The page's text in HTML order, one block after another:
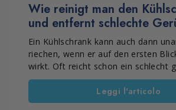
Wie reinigt man den
und entfernt schlechte
Ein Kühlschrank kann auch dann
riechen, wenn er auf den ersten
wirkt. Oft reicht schon ein schlecht
Lebensmittel, eine kleine
Flüssigkeit, Kondenswasser im
Schmutz in den Türdichtungen,
Leggi l'articolo